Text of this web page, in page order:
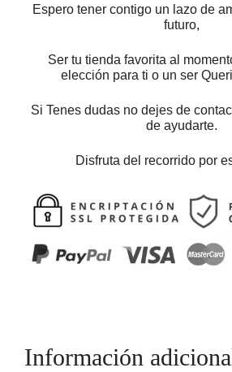
Espero tener contigo un lazo de
futuro,
Ser tu tienda favorita al
elección para ti o un ser
Si Tenes dudas no dejes de
de ayudarte.
Disfruta del recorrido por
Información